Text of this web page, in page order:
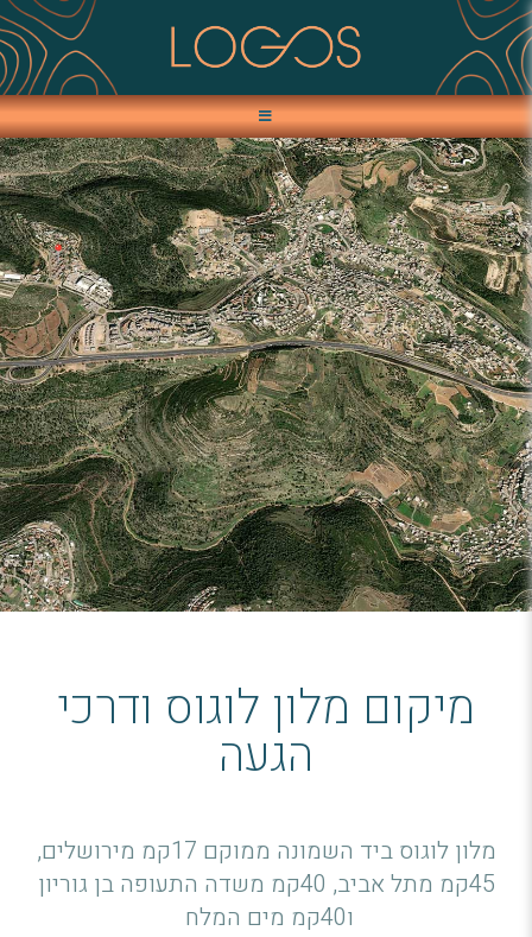
מיקום מלון לוגוס ודרכי
הגעה
מלון לוגוס ביד השמונה ממוקם 17קמ מירושלים,
45קמ מתל אביב, 40קמ משדה התעופה בן גוריון
ו40קמ מים המלח